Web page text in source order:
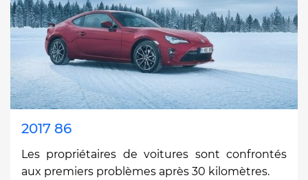
2017 86
Les propriétaires de voitures sont confrontés
aux premiers problèmes après 30 kilomètres.